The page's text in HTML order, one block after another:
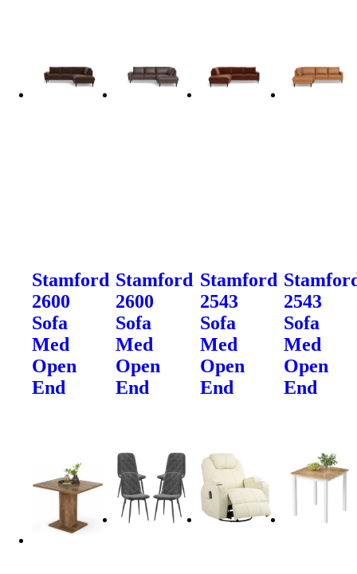
Stamford
2600
Sofa
Med
Open
End
Stamford
2600
Sofa
Med
Open
End
Stamford
2543
Sofa
Med
Open
End
2543
Sofa
Med
Open
End